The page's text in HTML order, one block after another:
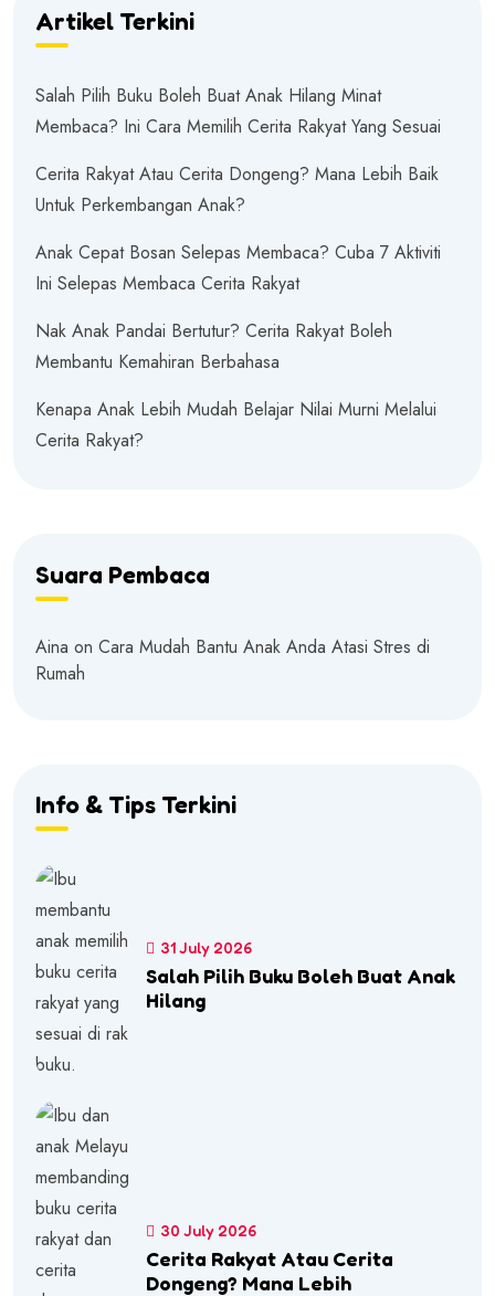
Artikel Terkini
Salah Pilih Buku Boleh Buat Anak Hilang Minat
Membaca? Ini Cara Memilih Cerita Rakyat Yang Sesuai
Cerita Rakyat Atau Cerita Dongeng? Mana Lebih Baik
Untuk Perkembangan Anak?
Anak Cepat Bosan Selepas Membaca? Cuba 7 Aktiviti
Ini Selepas Membaca Cerita Rakyat
Nak Anak Pandai Bertutur? Cerita Rakyat Boleh
Membantu Kemahiran Berbahasa
Kenapa Anak Lebih Mudah Belajar Nilai Murni Melalui
Cerita Rakyat?
Suara Pembaca
Aina on Cara Mudah Bantu Anak Anda Atasi Stres di
Rumah
Info & Tips Terkini
31 July 2026
Salah Pilih Buku Boleh Buat Anak
Hilang
30 July 2026
Cerita Rakyat Atau Cerita
Dongeng? Mana Lebih